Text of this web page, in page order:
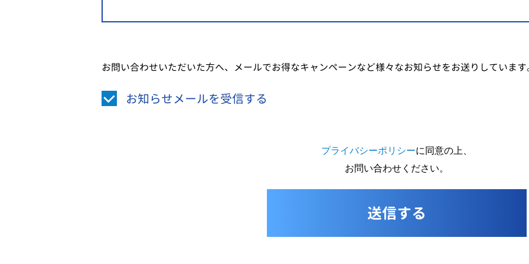
お問い合わせいただいた方へ、メールでお得なキャンペーンなど様々なお知らせをお送りしています
お知らせメールを受信する
プライバシーポリシーに同意の上、
お問い合わせください。